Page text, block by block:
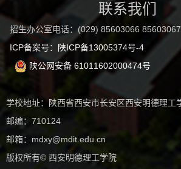
联系我们
招生办公室电话：(029) 85603066
ICP备案号：陕ICP备13005374号-4
陕公网安备 61011602000474号
学校地址：陕西省西安市长安区西安明德理工
邮编：710124
邮箱：mdxy@mdit.edu.cn
版权所有© 西安明德理工学院